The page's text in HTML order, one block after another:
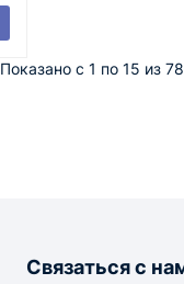
Показано с 1 по 15 из
Связаться с